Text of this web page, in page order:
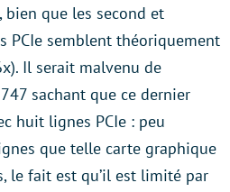
que les second et
PCIe semblent théoriquement
Il serait malvenu de
sachant que ce dernier
huit lignes PCIe : peu
que telle carte graphique
le fait est qu’il est limité par